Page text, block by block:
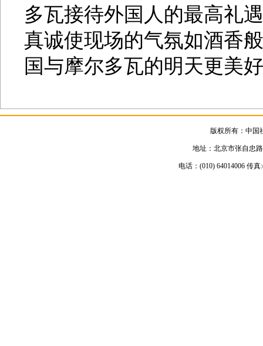
多瓦接待外国人的最高礼
真诚使现场的气氛如酒香
国与摩尔多瓦的明天更美
版权所有：中国
地址：北京市张自忠
电话：(010) 64014006 传真